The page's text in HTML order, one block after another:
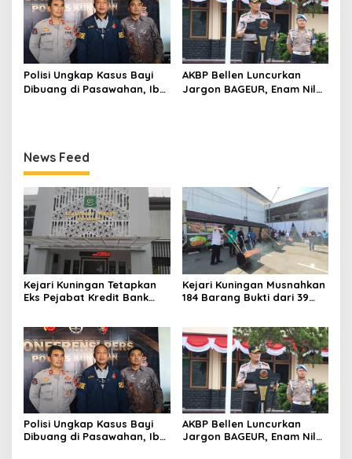
Polisi Ungkap Kasus Bayi
Dibuang di Pasawahan, Ibu
AKBP Bellen Luncurkan
Jargon BAGEUR, Enam Nilai
News Feed
Kejari Kuningan Tetapkan
Eks Pejabat Kredit Bank
Rp529 Juta
Kejari Kuningan Musnahkan
184 Barang Bukti dari 39
Digunakan Lagi
Polisi Ungkap Kasus Bayi
Dibuang di Pasawahan, Ibu
AKBP Bellen Luncurkan
Jargon BAGEUR, Enam Nilai